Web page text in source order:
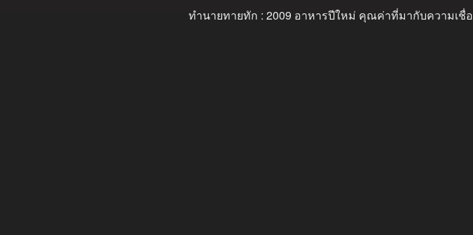
ทำนายทายทัก : 2009 อาหารปีใหม่ คุณค่าที่มากับความเชื่อ